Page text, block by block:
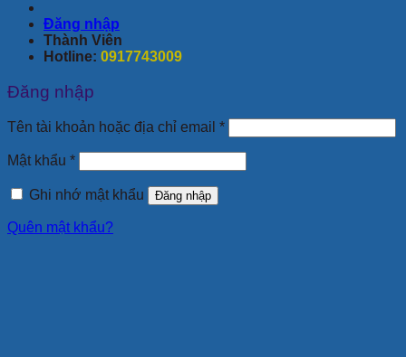
Đăng nhập
Thành Viên
Hotline: 0917743009
Đăng nhập
Tên tài khoản hoặc địa chỉ email *Bắt
buộc
Mật khẩu *Bắt
buộc
Ghi nhớ mật khẩu
Đăng nhập
Quên mật khẩu?